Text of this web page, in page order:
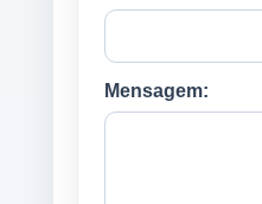
Mensagem: